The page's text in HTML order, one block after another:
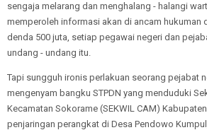
sengaja melarang dan menghalang - halangi
memperoleh informasi akan di ancam hukuman
denda 500 juta, setiap pegawai negeri dan
undang - undang itu.
Tapi sungguh ironis perlakuan seorang pejabat
mengenyam bangku STPDN yang menduduki
Kecamatan Sokorame (SEKWIL CAM)
penjaringan perangkat di Desa Pendowo